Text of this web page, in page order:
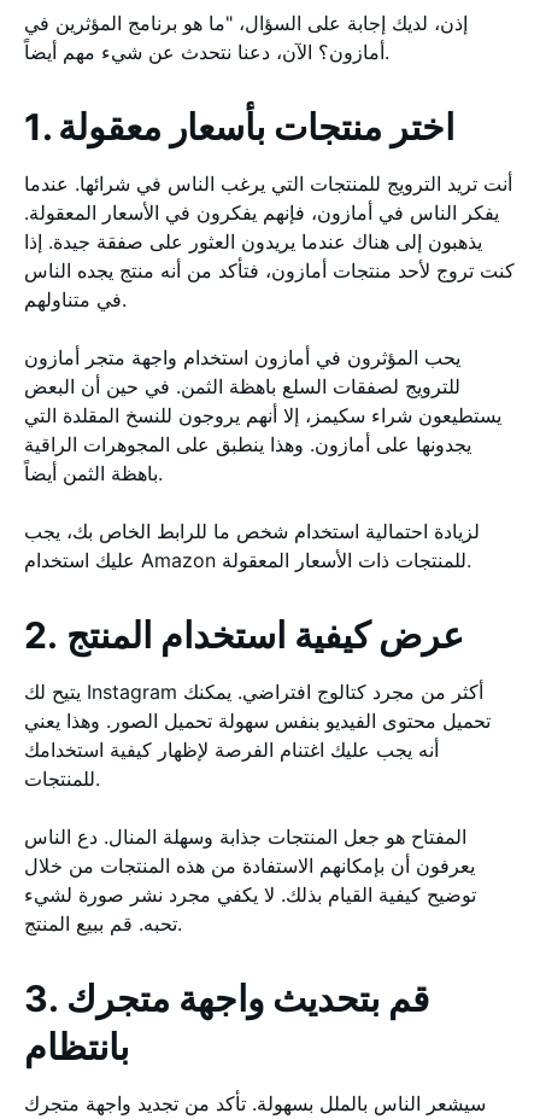
إذن، لديك إجابة على السؤال، "ما هو برنامج المؤثرين في
أمازون؟ الآن، دعنا نتحدث عن شيء مهم أيضاً.
1. اختر منتجات بأسعار معقولة
أنت تريد الترويج للمنتجات التي يرغب الناس في شرائها. عندما
يفكر الناس في أمازون، فإنهم يفكرون في الأسعار المعقولة.
يذهبون إلى هناك عندما يريدون العثور على صفقة جيدة. إذا
كنت تروج لأحد منتجات أمازون، فتأكد من أنه منتج يجده الناس
في متناولهم.
يحب المؤثرون في أمازون استخدام واجهة متجر أمازون
للترويج لصفقات السلع باهظة الثمن. في حين أن البعض
يستطيعون شراء سكيمز، إلا أنهم يروجون للنسخ المقلدة التي
يجدونها على أمازون. وهذا ينطبق على المجوهرات الراقية
باهظة الثمن أيضاً.
لزيادة احتمالية استخدام شخص ما للرابط الخاص بك، يجب
عليك استخدام Amazon للمنتجات ذات الأسعار المعقولة.
2. عرض كيفية استخدام المنتج
يتيح لك Instagram أكثر من مجرد كتالوج افتراضي. يمكنك
تحميل محتوى الفيديو بنفس سهولة تحميل الصور. وهذا يعني
أنه يجب عليك اغتنام الفرصة لإظهار كيفية استخدامك
للمنتجات.
المفتاح هو جعل المنتجات جذابة وسهلة المنال. دع الناس
يعرفون أن بإمكانهم الاستفادة من هذه المنتجات من خلال
توضيح كيفية القيام بذلك. لا يكفي مجرد نشر صورة لشيء
تحبه. قم ببيع المنتج.
3. قم بتحديث واجهة متجرك
بانتظام
سيشعر الناس بالملل بسهولة. تأكد من تجديد واجهة متجرك